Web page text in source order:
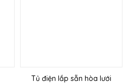
Tủ điện lắp sẵn hòa lưới